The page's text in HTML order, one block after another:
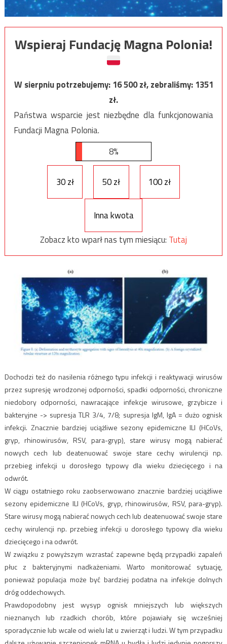
Wspieraj Fundację Magna Polonia!
W sierpniu potrzebujemy:16 500zł, zebraliśmy:1351
zł.
Państwa wsparcie jest niezbędne dla funkcjonowania
Fundacji Magna Polonia.
8%
30 zł 50 zł 100 zł
Inna kwota
Zobacz kto wparł nas tym miesiącu: Tutaj
Dochodzi też do nasilenia różnego typu infekcji i reaktywacji wirusów
przez supresję wrodzonej odporności, spadki odporności, chroniczne
niedobory odporności, nawracające infekcje wirusowe, grzybicze i
bakteryjne -> supresja TLR 3/4, 7/8; supresja IgM, IgA = dużo ognisk
infekcji. Znacznie bardziej uciążliwe sezony epidemiczne ILI (HCoVs,
gryp, rhinowirusów, RSV, para-gryp), stare wirusy mogą nabierać
nowych cech lub deatenuować swoje stare cechy wirulencji np.
przebieg infekcji u dorosłego typowy dla wieku dziecięcego i na
odwrót.
W ciągu ostatniego roku zaobserwowano znacznie bardziej uciążliwe
sezony epidemiczne ILI (HCoVs, gryp, rhinowirusów, RSV, para-gryp).
Stare wirusy mogą nabierać nowych cech lub deatenuować swoje stare
cechy wirulencji np. przebieg infekcji u dorosłego typowy dla wieku
dziecięcego i na odwrót.
W związku z powyższym wzrastać zapewne będą przypadki zapaleń
płuc z bakteryjnymi nadkażeniami. Warto monitorować sytuację,
ponieważ populacja może być bardziej podatna na infekcje dolnych
dróg oddechowych.
Prawdopodobny jest wysyp ognisk mniejszych lub większych
nieznanych lub rzadkich chorób, które pojawiały się wcześniej
sporadycznie lub wcale od wielu lat u zwierząt i ludzi. W tym przypadku